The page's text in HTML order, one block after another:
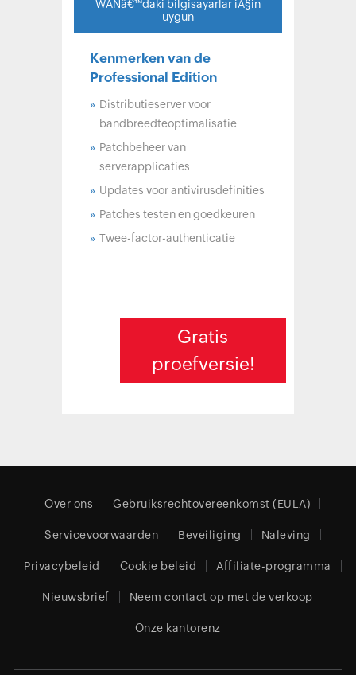
Kenmerken van de
Professional Edition
» Distributieserver voor
bandbreedteoptimalisatie
» Patchbeheer van
serverapplicaties
» Updates voor antivirusdefinities
» Patches testen en goedkeuren
» Twee-factor-authenticatie
Gratis
proefversie!
Over ons Gebruiksrechtovereenkomst (EULA)
Servicevoorwaarden Beveiliging Naleving
Privacybeleid Cookie beleid Affiliate-programma
Nieuwsbrief Neem contact op met de verkoop
Onze kantorenz